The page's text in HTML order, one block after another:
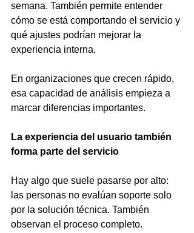
semana. También permite entender
cómo se está comportando el servicio y
qué ajustes podrían mejorar la
experiencia interna.
En organizaciones que crecen rápido,
esa capacidad de análisis empieza a
marcar diferencias importantes.
La experiencia del usuario también
forma parte del servicio
Hay algo que suele pasarse por alto:
las personas no evalúan soporte solo
por la solución técnica. También
observan el proceso completo.